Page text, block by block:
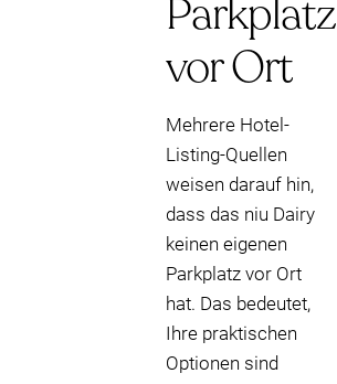
Parkplatz
vor Ort
Mehrere Hotel-
Listing-Quellen
weisen darauf hin,
dass das niu Dairy
keinen eigenen
Parkplatz vor Ort
hat. Das bedeutet,
Ihre praktischen
Optionen sind